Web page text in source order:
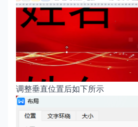
调整垂直位置后如下所示